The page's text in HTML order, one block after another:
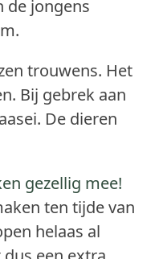
de jongens
trouwens. Het
Bij gebrek aan
De dieren
ten tijde van
helaas al